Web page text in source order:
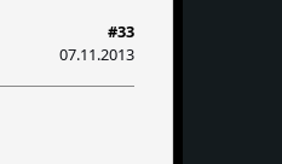
#33
07.11.2013